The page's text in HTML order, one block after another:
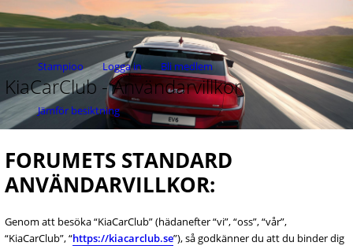
Stampioo Logga in Bli medlem
Jämför besiktning
KiaCarClub - Användarvillkor
FORUMETS STANDARD
ANVÄNDARVILLKOR:
Genom att besöka “KiaCarClub” (hädanefter “vi”, “oss”, “vår”,
“KiaCarClub”, “https://kiacarclub.se”), så godkänner du att du binder dig